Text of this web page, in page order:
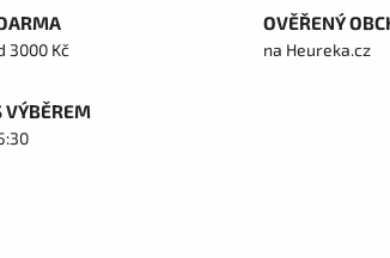
3000 Kč
OVĚŘENÝ
na Heureka.cz
VÝBĚREM